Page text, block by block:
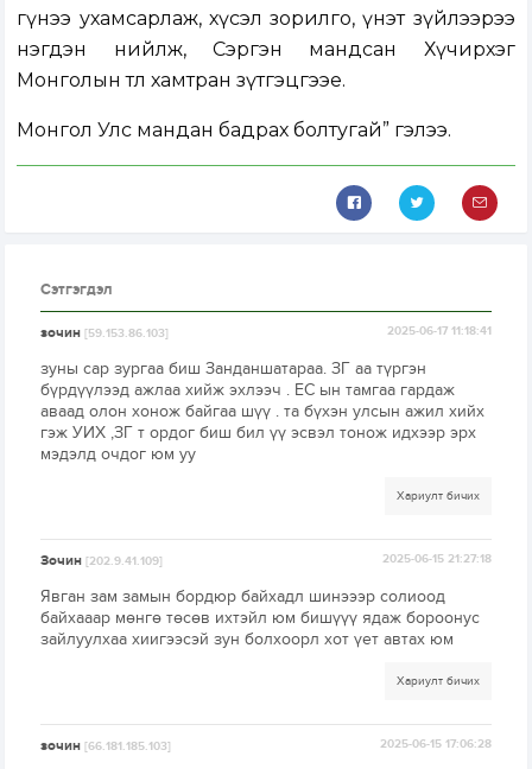
гүнээ ухамсарлаж, хүсэл зорилго, үнэт зүйлээрээ
нэгдэн нийлж, Сэргэн мандсан Хүчирхэг
Монголын төлөө хамтран зүтгэцгээе.
Монгол Улс мандан бадрах болтугай” гэлээ.
Сэтгэгдэл
зочин[59.153.86.103] 2025-06-17 11:18:41
зуны сар зургаа биш Занданшатараа. ЗГ аа түргэн
бүрдүүлээд ажлаа хийж эхлээч . ЕС ын тамгаа гардаж
аваад олон хонож байгаа шүү . та бүхэн улсын ажил хийх
гэж УИХ ,ЗГ т ордог биш бил үү эсвэл тонож идхээр эрх
мэдэлд очдог юм уу
Хариулт бичих
Зочин[202.9.41.109] 2025-06-15 21:27:18
Явган зам замын бордюр байхадл шинэээр солиоод
байхааар мөнгө төсөв ихтэйл юм бишүүү ядаж бороонус
зайлуулхаа хиигээсэй зун болхоорл хот үет автах юм
Хариулт бичих
зочин[66.181.185.103] 2025-06-15 17:06:28